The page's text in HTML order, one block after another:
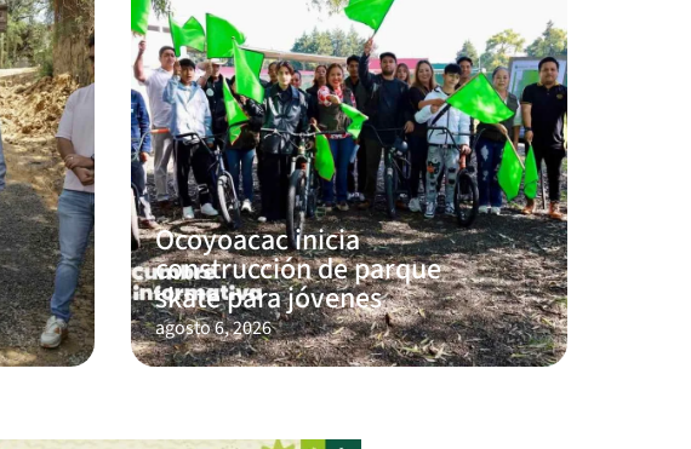
Ocoyoacac inicia
construcción de parque
skate para jóvenes
agosto 6, 2026